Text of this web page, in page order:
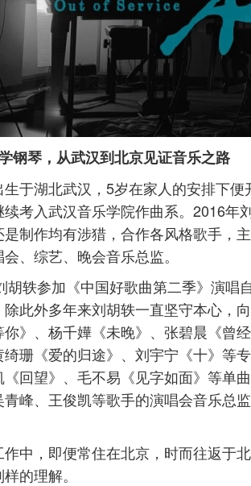
钢琴，从武汉到北京见证音乐之路
于湖北武汉，5岁在家人的安排下
考入武汉音乐学院作曲系。2016年
制作均有涉猎，合作各风格歌手，
、综艺、晚会音乐总监。
胡轶参加《中国好歌曲第二季》演唱
此外多年来刘胡轶一直坚守本心，
你》、杨千嬅《未晚》、张碧晨《曾
珊《爱的归途》、刘宇宁《十》等
回望》、毛不易《见字如面》等单
峰、王俊凯等歌手的演唱会音乐总
作中，即便常住在北京，时而往返于
的理解。